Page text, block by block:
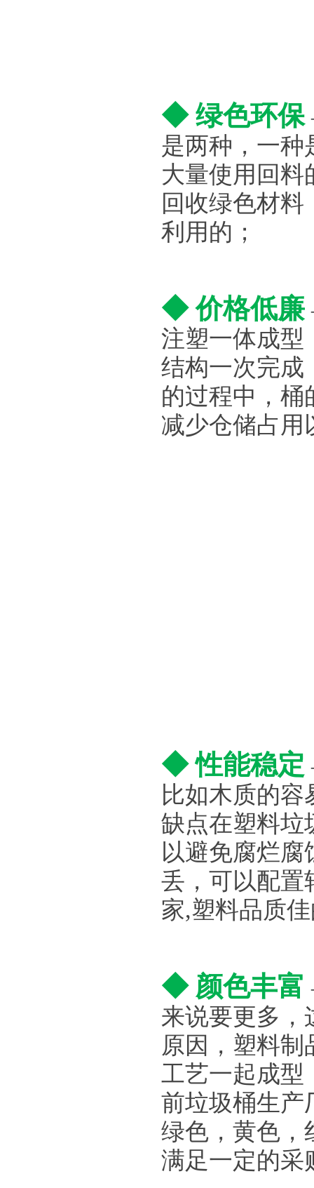
◆ 绿色环保
是两种，一种
大量使用回料
回收绿色材
利用的；
◆ 价格低廉
注塑一体成型
结构一次完成
的过程中，桶
减少仓储占用
◆ 性能稳定
比如木质的
缺点在塑料垃
以避免腐烂
丢，可以配置
家,塑料品质
◆ 颜色丰富
来说要更多，
原因，塑料
工艺一起成型
前垃圾桶生产
绿色，黄色，
满足一定